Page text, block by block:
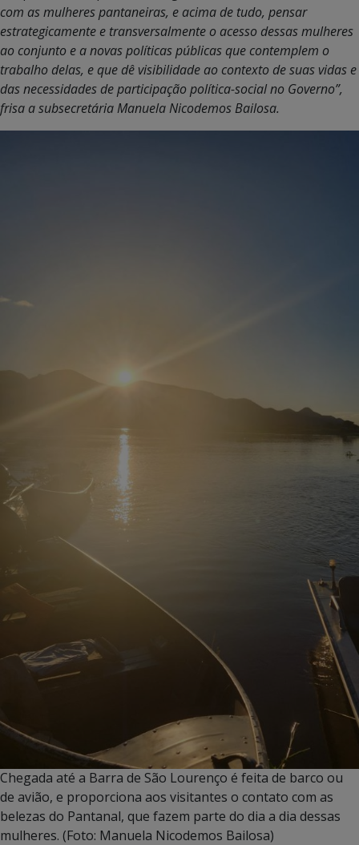
com as mulheres pantaneiras, e acima de tudo, pensar
estrategicamente e transversalmente o acesso dessas mulheres
ao conjunto e a novas políticas públicas que contemplem o
trabalho delas, e que dê visibilidade ao contexto de suas vidas e
das necessidades de participação política-social no Governo”,
frisa a subsecretária Manuela Nicodemos Bailosa.
Chegada até a Barra de São Lourenço é feita de barco ou
de avião, e proporciona aos visitantes o contato com as
belezas do Pantanal, que fazem parte do dia a dia dessas
mulheres. (Foto: Manuela Nicodemos Bailosa)